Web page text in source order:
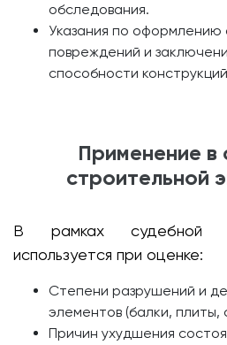
обследования.
Указания по оформлению
повреждений и
способности
Применение в
строительной
В рамках судебной
используется при оценке:
Степени разрушений и
элементов (балки, плиты,
Причин ухудшения